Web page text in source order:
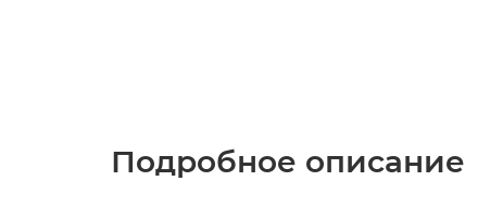
Подробное описание